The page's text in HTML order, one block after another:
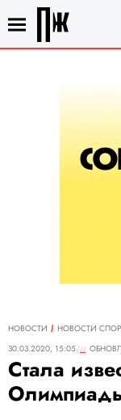
НОВОСТИ
НОВОСТИ
30.03.2020, 15:05
Стала